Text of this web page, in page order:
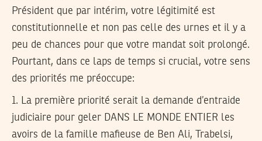
Président que par intérim, votre légitimité est
constitutionnelle et non pas celle des urnes et il y a
peu de chances pour que votre mandat soit prolongé.
Pourtant, dans ce laps de temps si crucial, votre sens
des priorités me préoccupe:
1. La première priorité serait la demande d’entraide
judiciaire pour geler DANS LE MONDE ENTIER les
avoirs de la famille mafieuse de Ben Ali, Trabelsi,